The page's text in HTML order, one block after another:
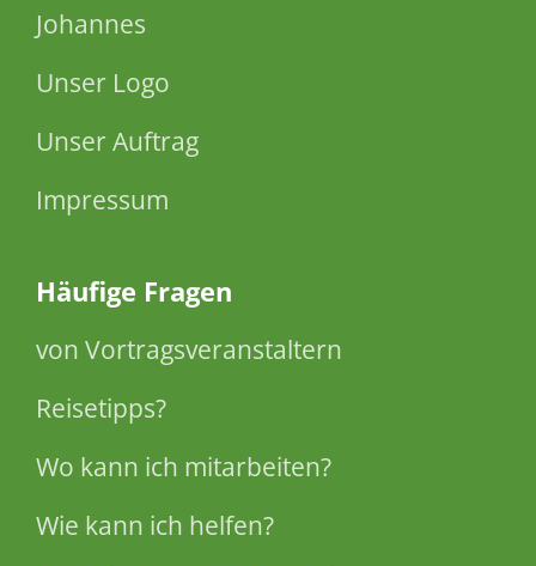
Johannes
Unser Logo
Unser Auftrag
Impressum
Häufige Fragen
von Vortragsveranstaltern
Reisetipps?
Wo kann ich mitarbeiten?
Wie kann ich helfen?